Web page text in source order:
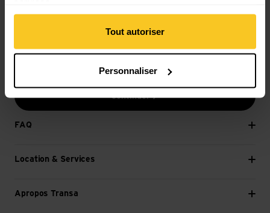
Tout autoriser
Personnaliser
S'inscrire à la newsletter
Continuer
FAQ
Location & Services
Apropos Transa